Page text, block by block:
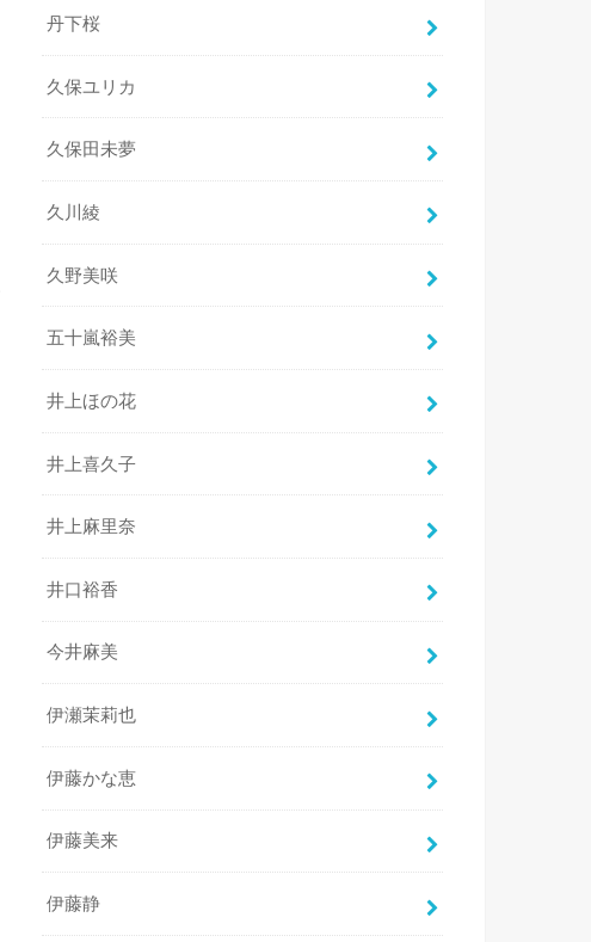
丹下桜
久保ユリカ
久保田未夢
久川綾
久野美咲
五十嵐裕美
井上ほの花
井上喜久子
井上麻里奈
井口裕香
今井麻美
伊瀬茉莉也
伊藤かな恵
伊藤美来
伊藤静